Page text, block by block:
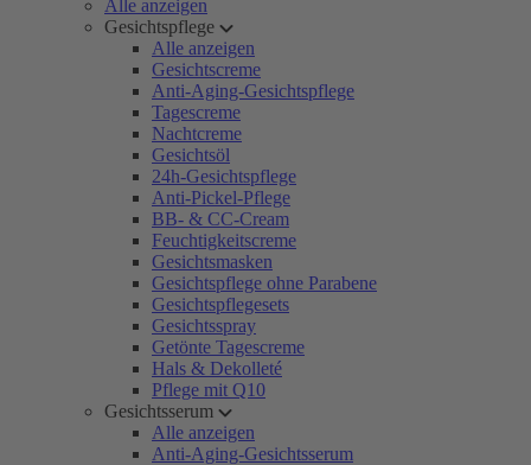
Alle anzeigen
Gesichtspflege
Alle anzeigen
Gesichtscreme
Anti-Aging-Gesichtspflege
Tagescreme
Nachtcreme
Gesichtsöl
24h-Gesichtspflege
Anti-Pickel-Pflege
BB- & CC-Cream
Feuchtigkeitscreme
Gesichtsmasken
Gesichtspflege ohne Parabene
Gesichtspflegesets
Gesichtsspray
Getönte Tagescreme
Hals & Dekolleté
Pflege mit Q10
Gesichtsserum
Alle anzeigen
Anti-Aging-Gesichtsserum